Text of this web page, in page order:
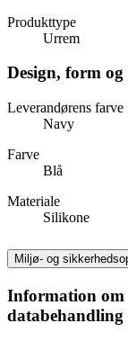
Produkttype
Urrem
Design, form
Leverandørens farve
Navy
Farve
Blå
Materiale
Silikone
Miljø- og
Information
databehandling